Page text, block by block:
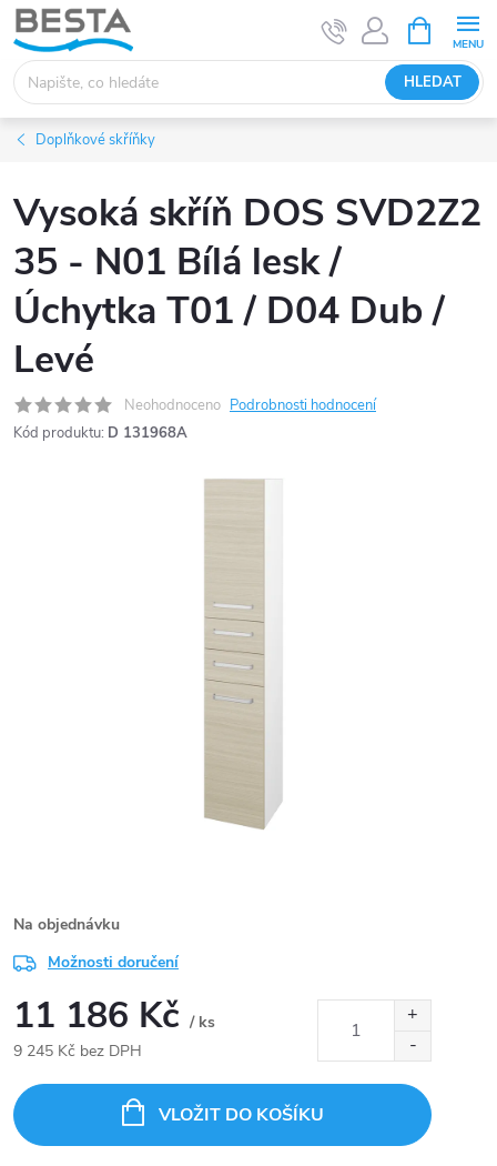
Přejít
na
obsah
HLEDAT
NÁKUPNÍ
KOŠÍK
Doplňkové skříňky
Vysoká skříň DOS SVD2Z2
35 - N01 Bílá lesk /
Úchytka T01 / D04 Dub /
Levé
Neohodnoceno Podrobnosti hodnocení
Kód produktu: D 131968A
Na objednávku
Možnosti doručení
11 186 Kč / ks
9 245 Kč bez DPH
cena:
VLOŽIT DO KOŠÍKU